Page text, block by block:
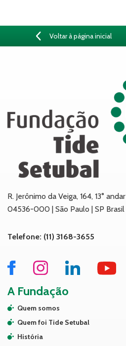
Voltar à página inicial
R. Jerônimo da Veiga, 164, 13° andar
04536-000 | São Paulo | SP Brasil
Telefone: (11) 3168-3655
A Fundação
Quem somos
Quem foi Tide Setubal
História